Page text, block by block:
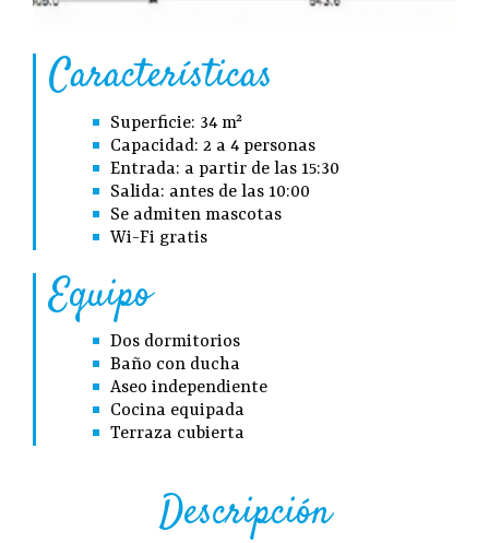
Características
Superficie: 34 m²
Capacidad: 2 a 4 personas
Entrada: a partir de las 15:30
Salida: antes de las 10:00
Se admiten mascotas
Wi-Fi gratis
Equipo
Dos dormitorios
Baño con ducha
Aseo independiente
Cocina equipada
Terraza cubierta
Descripción